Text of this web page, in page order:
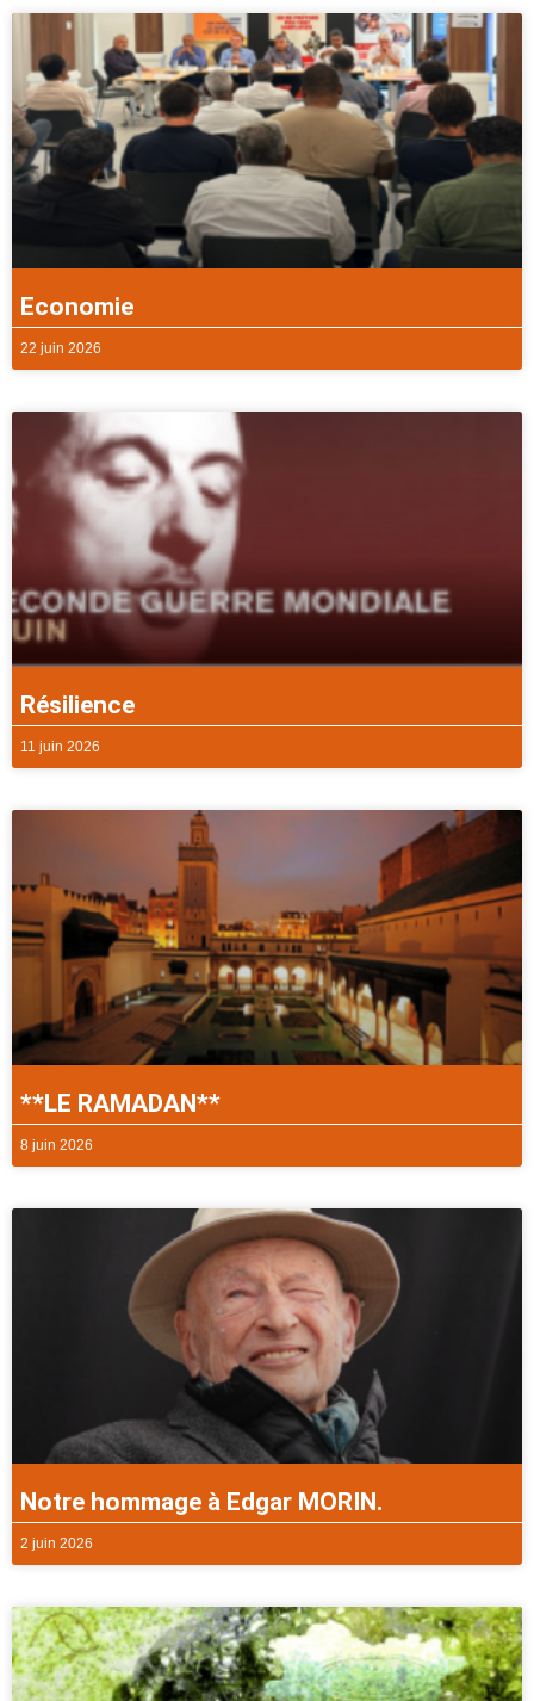
Economie
22 juin 2026
Résilience
11 juin 2026
**LE RAMADAN**
8 juin 2026
Notre hommage à Edgar MORIN.
2 juin 2026